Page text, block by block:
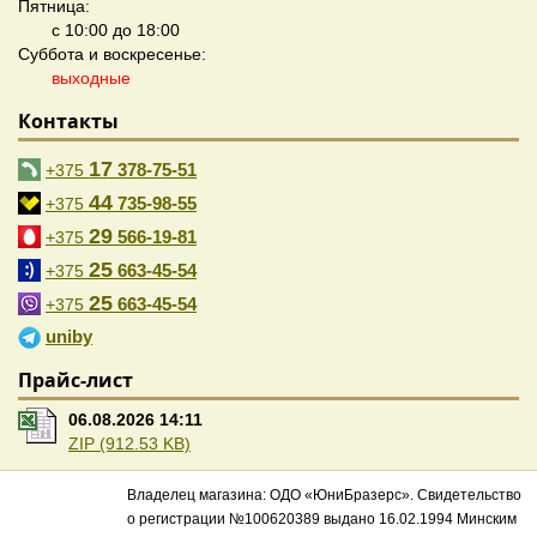
Пятница:
с 10:00 до 18:00
Суббота и воскресенье:
выходные
Контакты
+375 17 378-75-51
+375 44 735-98-55
+375 29 566-19-81
+375 25 663-45-54
+375 25 663-45-54
uniby
Прайс-лист
06.08.2026 14:11
ZIP (912.53 KB)
Владелец магазина: ОДО «ЮниБразерс». Свидетельство
о регистрации №100620389 выдано 16.02.1994 Минским